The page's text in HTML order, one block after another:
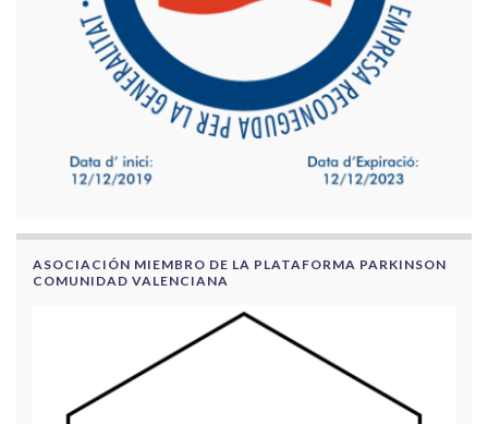
ASOCIACIÓN MIEMBRO DE LA PLATAFORMA PARKINSON
COMUNIDAD VALENCIANA